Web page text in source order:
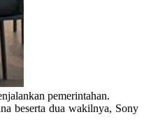
pemerintahan.
beserta dua wakilnya, Sony